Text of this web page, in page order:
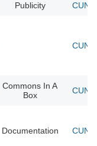
Publicity
Commons In A
Box
Documentation